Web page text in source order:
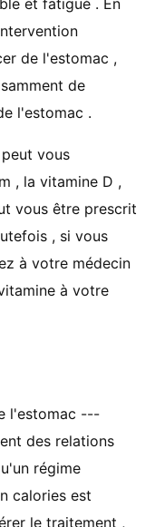
et fatigué . En
de l'estomac ,
de
l'estomac .
vous
, la vitamine D ,
vous être prescrit
, si vous
à votre médecin
à votre
l'estomac ---
des relations
régime
calories est
le traitement ,